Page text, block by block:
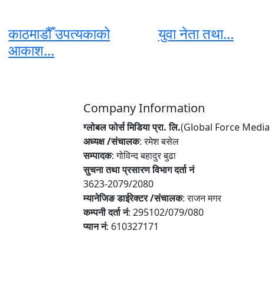
काठमाडौँ उपत्यकाको
आकाश...
युवा नेता तथा...
Company Information
ग्लोबल फोर्स मिडिया प्रा. लि.(Global Force
अध्यक्ष /संचालक: रमेश बसेल
सम्पादक: गोविन्द बहादुर बुढा
सुचना तथा प्रसारण विभाग दर्ता नं
3623-2079/2080
म्यानेजिङ डाईरेक्टर /संचालक: राजन मगर
कम्पनी दर्ता नं: 295102/079/080
प्यान नं: 610327171